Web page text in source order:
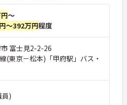
オンオフのメリハリ
なしの勤務で年間休日
ています
ッシュ休暇と有給を組
イベートを満喫できま
「くるみん認定」を取
ども休暇など支援体制
～
～392万円程度
富士見2-2-26
(東京－松本)「甲府駅」バス・
員)